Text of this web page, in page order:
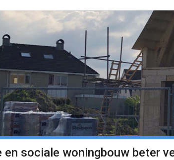
en sociale woningbouw beter